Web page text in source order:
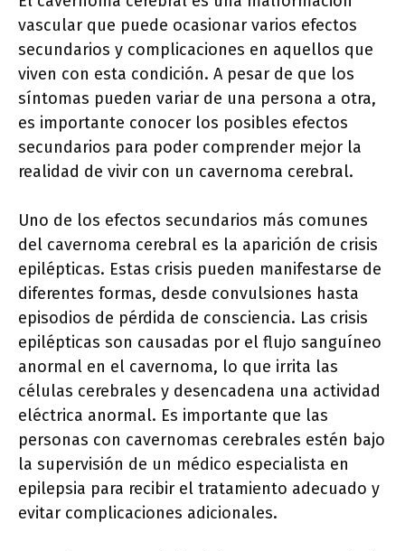
vascular que puede ocasionar varios efectos
secundarios y complicaciones en aquellos que
viven con esta condición. A pesar de que los
síntomas pueden variar de una persona a otra,
es importante conocer los posibles efectos
secundarios para poder comprender mejor la
realidad de vivir con un cavernoma cerebral.
Uno de los efectos secundarios más comunes
del cavernoma cerebral es la aparición de crisis
epilépticas. Estas crisis pueden manifestarse de
diferentes formas, desde convulsiones hasta
episodios de pérdida de consciencia. Las crisis
epilépticas son causadas por el flujo sanguíneo
anormal en el cavernoma, lo que irrita las
células cerebrales y desencadena una actividad
eléctrica anormal. Es importante que las
personas con cavernomas cerebrales estén bajo
la supervisión de un médico especialista en
epilepsia para recibir el tratamiento adecuado y
evitar complicaciones adicionales.